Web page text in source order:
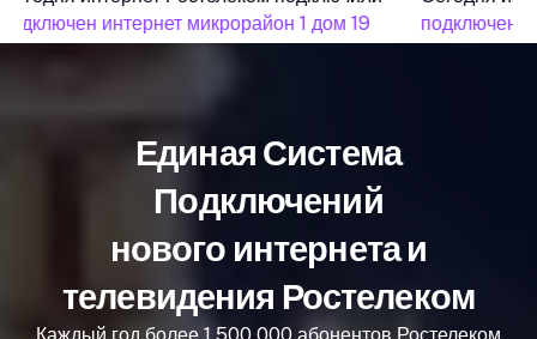
интернет микрорайон 1 дом 19
подключен
Единая Система
Подключений
нового интернета и
телевидения Ростелеком